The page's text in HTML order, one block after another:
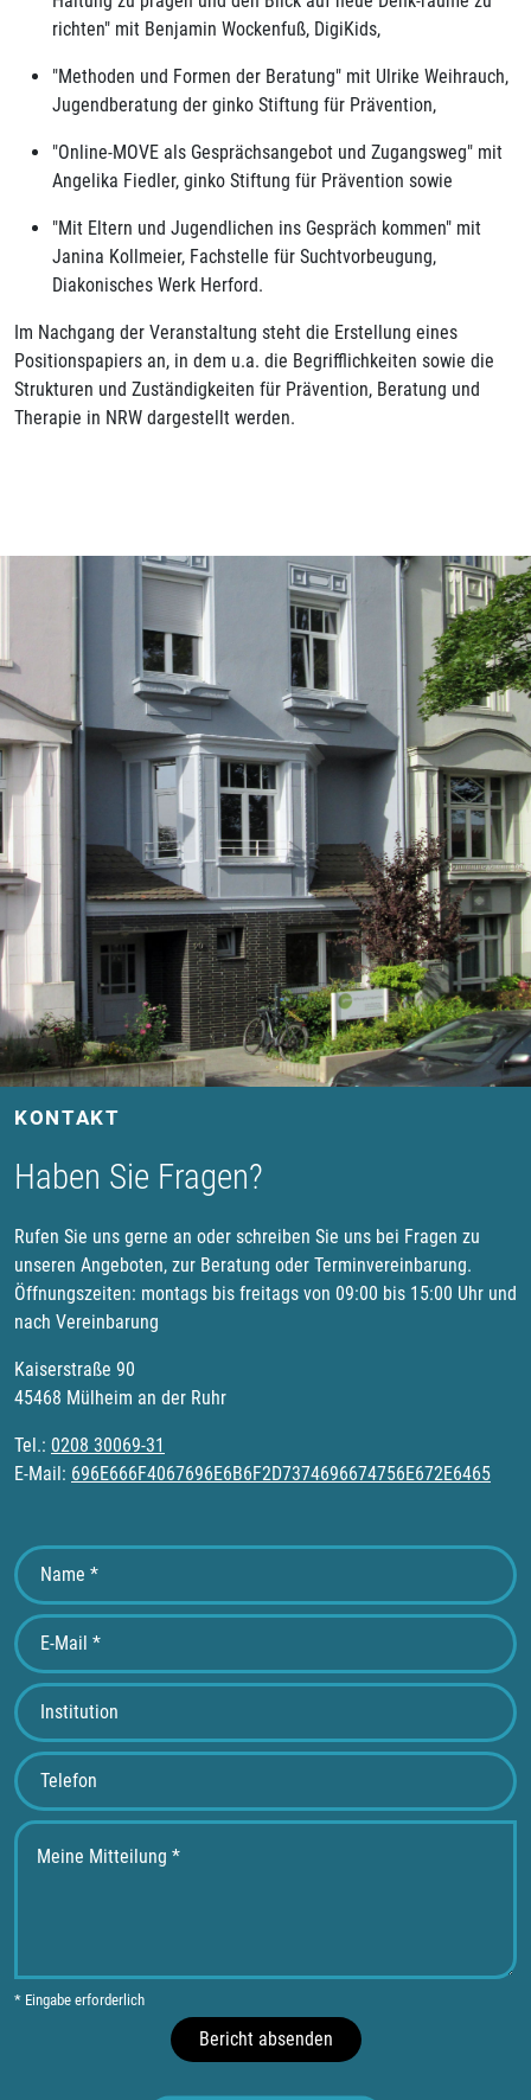
richten" mit Benjamin Wockenfuß, DigiKids,
"Methoden und Formen der Beratung" mit Ulrike Weihrauch,
Jugendberatung der ginko Stiftung für Prävention,
"Online-MOVE als Gesprächsangebot und Zugangsweg" mit
Angelika Fiedler, ginko Stiftung für Prävention sowie
"Mit Eltern und Jugendlichen ins Gespräch kommen" mit
Janina Kollmeier, Fachstelle für Suchtvorbeugung,
Diakonisches Werk Herford.
Im Nachgang der Veranstaltung steht die Erstellung eines
Positionspapiers an, in dem u.a. die Begrifflichkeiten sowie die
Strukturen und Zuständigkeiten für Prävention, Beratung und
Therapie in NRW dargestellt werden.
KONTAKT
Haben Sie Fragen?
Rufen Sie uns gerne an oder schreiben Sie uns bei Fragen zu
unseren Angeboten, zur Beratung oder Terminvereinbarung.
Öffnungszeiten: montags bis freitags von 09:00 bis 15:00 Uhr und
nach Vereinbarung
Kaiserstraße 90
45468 Mülheim an der Ruhr
Tel.: 0208 30069-31
E-Mail: 696E666F4067696E6B6F2D7374696674756E672E6465
* Eingabe erforderlich
Bericht absenden